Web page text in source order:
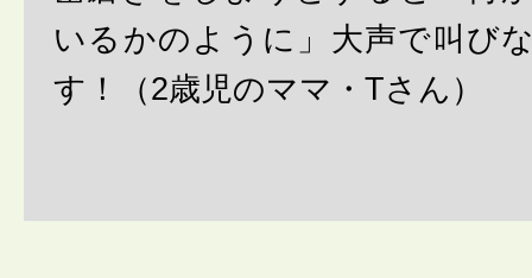
いるかのように」大声で叫び
す！（2歳児のママ・Tさん）